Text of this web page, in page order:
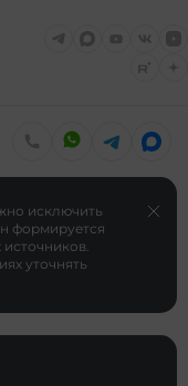
исключить
формируется
источников.
уточнять